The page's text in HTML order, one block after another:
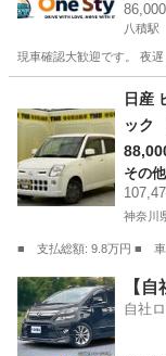
八積駅
現車確認大歓迎です。 夜
八積
日産
ック
ステ
その他
神奈川
■ 支払総額: 9.8万円 ■
神奈川 相模原市【
自社